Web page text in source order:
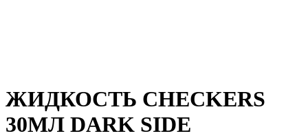
ЖИДКОСТЬ CHECKERS
30МЛ DARK SIDE